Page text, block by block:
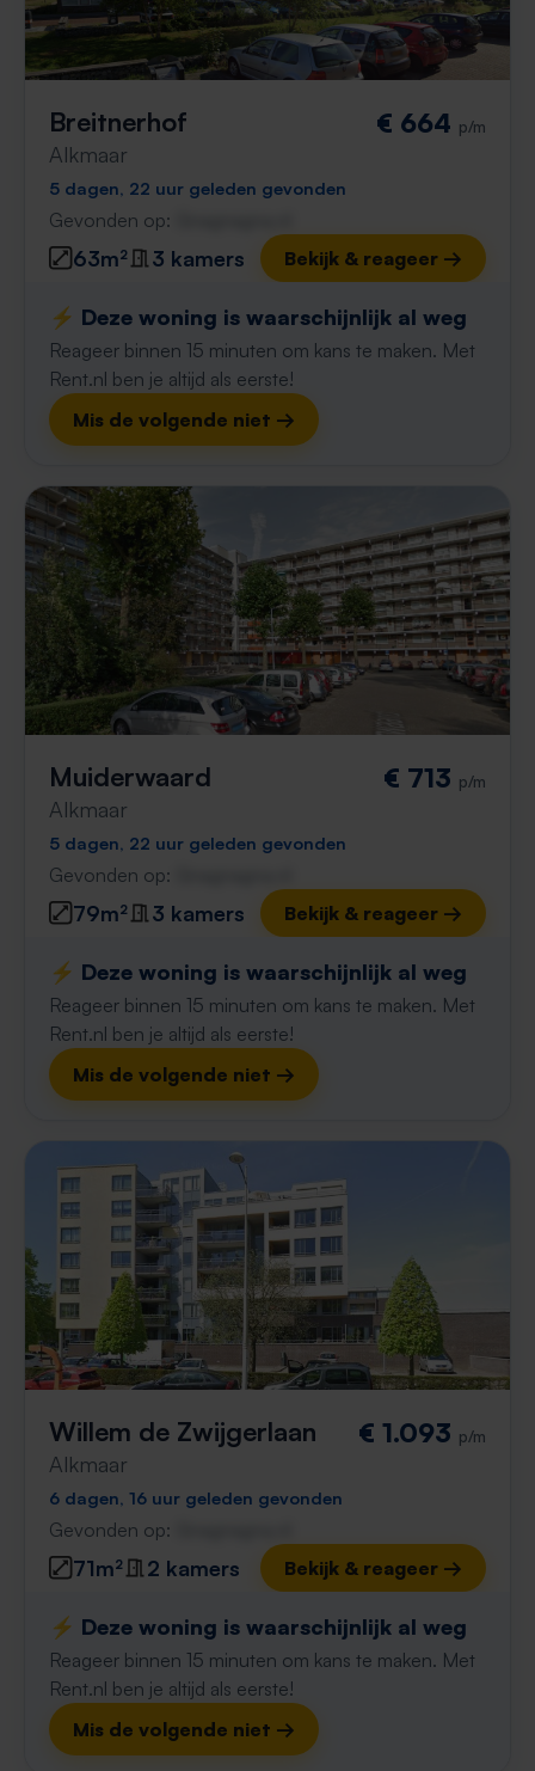
Breitnerhof
Alkmaar
€ 664 p/m
5 dagen, 22 uur geleden gevonden
Gevonden op:
63m² 3 kamers Bekijk & reageer →
⚡️ Deze woning is waarschijnlijk al weg
Reageer binnen 15 minuten om kans te maken. Met
Rent.nl ben je altijd als eerste!
Mis de volgende niet →
Muiderwaard
Alkmaar
€ 713 p/m
5 dagen, 22 uur geleden gevonden
Gevonden op:
79m² 3 kamers Bekijk & reageer →
⚡️ Deze woning is waarschijnlijk al weg
Reageer binnen 15 minuten om kans te maken. Met
Rent.nl ben je altijd als eerste!
Mis de volgende niet →
Willem de Zwijgerlaan
Alkmaar
€ 1.093 p/m
6 dagen, 16 uur geleden gevonden
Gevonden op:
71m² 2 kamers Bekijk & reageer →
⚡️ Deze woning is waarschijnlijk al weg
Reageer binnen 15 minuten om kans te maken. Met
Rent.nl ben je altijd als eerste!
Mis de volgende niet →